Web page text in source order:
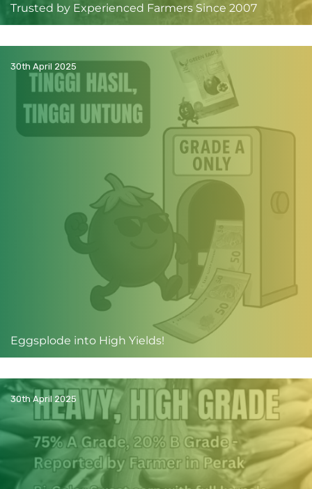
Trusted by Experienced Farmers Since 2007
30th April 2025
Eggsplode into High Yields!
30th April 2025